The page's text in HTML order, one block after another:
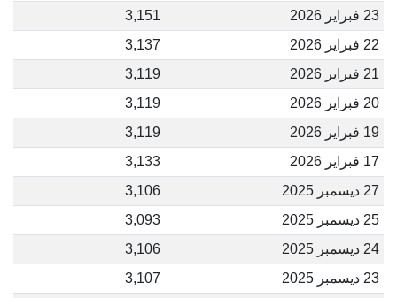
23 فبراير 2026
3,151
22 فبراير 2026
3,137
21 فبراير 2026
3,119
20 فبراير 2026
3,119
19 فبراير 2026
3,119
17 فبراير 2026
3,133
27 ديسمبر 2025
3,106
25 ديسمبر 2025
3,093
24 ديسمبر 2025
3,106
23 ديسمبر 2025
3,107